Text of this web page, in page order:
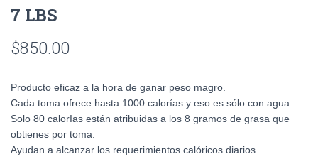
7 LBS
$850.00
Producto eficaz a la hora de ganar peso magro.
Cada toma ofrece hasta 1000 calorías y eso es sólo con agua.
Solo 80 calorIas están atribuidas a los 8 gramos de grasa que
obtienes por toma.
Ayudan a alcanzar los requerimientos calóricos diarios.